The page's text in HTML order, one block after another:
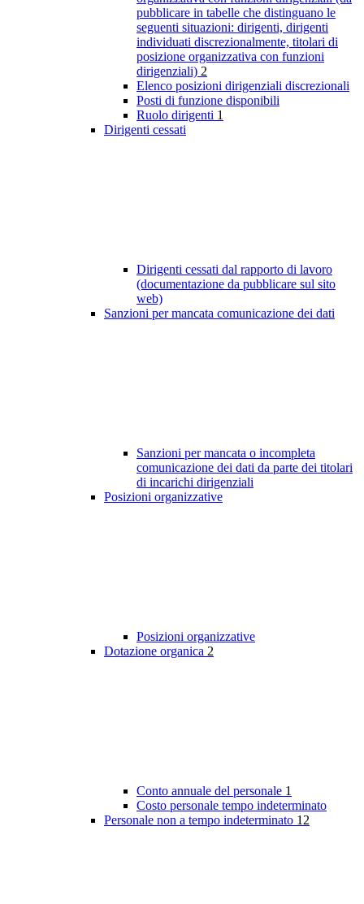
pubblicare in tabelle che distinguano le
seguenti situazioni: dirigenti, dirigenti
individuati discrezionalmente, titolari di
posizione organizzativa con funzioni
dirigenziali) 2
Elenco posizioni dirigenziali discrezionali
Posti di funzione disponibili
Ruolo dirigenti 1
Dirigenti cessati
Dirigenti cessati dal rapporto di lavoro
(documentazione da pubblicare sul sito
web)
Sanzioni per mancata comunicazione dei dati
Sanzioni per mancata o incompleta
comunicazione dei dati da parte dei titolari
di incarichi dirigenziali
Posizioni organizzative
Posizioni organizzative
Dotazione organica 2
Conto annuale del personale 1
Costo personale tempo indeterminato
Personale non a tempo indeterminato 12